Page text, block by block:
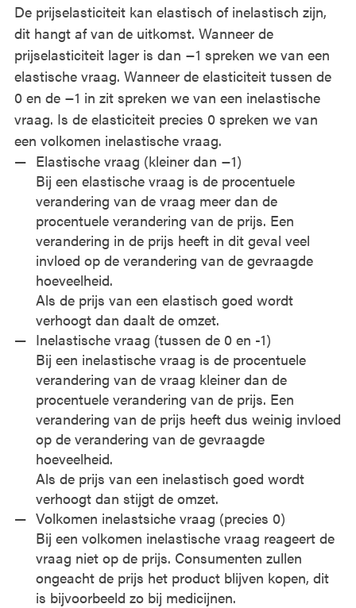
De prijselasticiteit kan elastisch of inelastisch zijn,
dit hangt af van de uitkomst. Wanneer de
prijselasticiteit lager is dan −1 spreken we van een
elastische vraag. Wanneer de elasticiteit tussen de
0 en de −1 in zit spreken we van een inelastische
vraag. Is de elasticiteit precies 0 spreken we van
een volkomen inelastische vraag.
Elastische vraag (kleiner dan −1)
Bij een elastische vraag is de procentuele
verandering van de vraag meer dan de
procentuele verandering van de prijs. Een
verandering in de prijs heeft in dit geval veel
invloed op de verandering van de gevraagde
hoeveelheid.
Als de prijs van een elastisch goed wordt
verhoogt dan daalt de omzet.
Inelastische vraag (tussen de 0 en -1)
Bij een inelastische vraag is de procentuele
verandering van de vraag kleiner dan de
procentuele verandering van de prijs. Een
verandering van de prijs heeft dus weinig invloed
op de verandering van de gevraagde
hoeveelheid.
Als de prijs van een inelastisch goed wordt
verhoogt dan stijgt de omzet.
Volkomen inelastsiche vraag (precies 0)
Bij een volkomen inelastische vraag reageert de
vraag niet op de prijs. Consumenten zullen
ongeacht de prijs het product blijven kopen, dit
is bijvoorbeeld zo bij medicijnen.